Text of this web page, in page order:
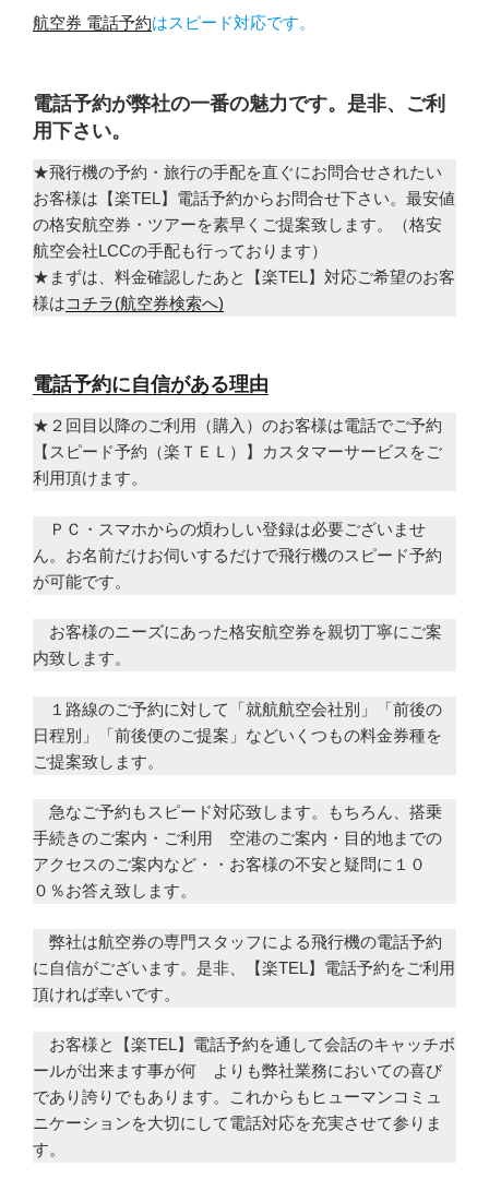
航空券 電話予約はスピード対応です。
電話予約が弊社の一番の魅力です。是非、ご利
用下さい。
★飛行機の予約・旅行の手配を直ぐにお問合せされたい
お客様は【楽TEL】電話予約からお問合せ下さい。最安値
の格安航空券・ツアーを素早くご提案致します。（格安
航空会社LCCの手配も行っております）
★まずは、料金確認したあと【楽TEL】対応ご希望のお客
様はコチラ(航空券検索へ)
電話予約に自信がある理由
★２回目以降のご利用（購入）のお客様は電話でご予約
【スピード予約（楽ＴＥＬ）】カスタマーサービスをご
利用頂けます。
ＰＣ・スマホからの煩わしい登録は必要ございませ
ん。お名前だけお伺いするだけで飛行機のスピード予約
が可能です。
お客様のニーズにあった格安航空券を親切丁寧にご案
内致します。
１路線のご予約に対して「就航航空会社別」「前後の
日程別」「前後便のご提案」などいくつもの料金券種を
ご提案致します。
急なご予約もスピード対応致します。もちろん、搭乗
手続きのご案内・ご利用 空港のご案内・目的地までの
アクセスのご案内など・・お客様の不安と疑問に１０
０％お答え致します。
弊社は航空券の専門スタッフによる飛行機の電話予約
に自信がございます。是非、【楽TEL】電話予約をご利用
頂ければ幸いです。
お客様と【楽TEL】電話予約を通して会話のキャッチボ
ールが出来ます事が何 よりも弊社業務においての喜び
であり誇りでもあります。これからもヒューマンコミュ
ニケーションを大切にして電話対応を充実させて参りま
す。